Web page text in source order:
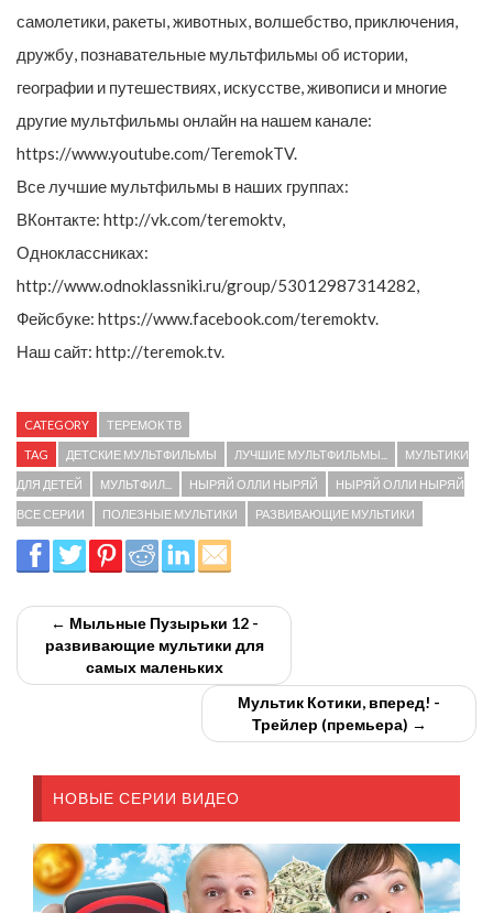
самолетики, ракеты, животных, волшебство, приключения,
дружбу, познавательные мультфильмы об истории,
географии и путешествиях, искусстве, живописи и многие
другие мультфильмы онлайн на нашем канале:
https://www.youtube.com/TeremokTV.
Все лучшие мультфильмы в наших группах:
ВКонтакте: http://vk.com/teremoktv,
Одноклассниках:
http://www.odnoklassniki.ru/group/53012987314282,
Фейсбуке: https://www.facebook.com/teremoktv.
Наш сайт: http://teremok.tv.
CATEGORY ТЕРЕМОК ТВ
TAG ДЕТСКИЕ МУЛЬТФИЛЬМЫ ЛУЧШИЕ МУЛЬТФИЛЬМЫ... МУЛЬТИКИ
ДЛЯ ДЕТЕЙ МУЛЬТФИЛ... НЫРЯЙ ОЛЛИ НЫРЯЙ НЫРЯЙ ОЛЛИ НЫРЯЙ
ВСЕ СЕРИИ ПОЛЕЗНЫЕ МУЛЬТИКИ РАЗВИВАЮЩИЕ МУЛЬТИКИ
← Мыльные Пузырьки 12 -
развивающие мультики для
самых маленьких
Мультик Котики, вперед! -
Трейлер (премьера) →
НОВЫЕ СЕРИИ ВИДЕО